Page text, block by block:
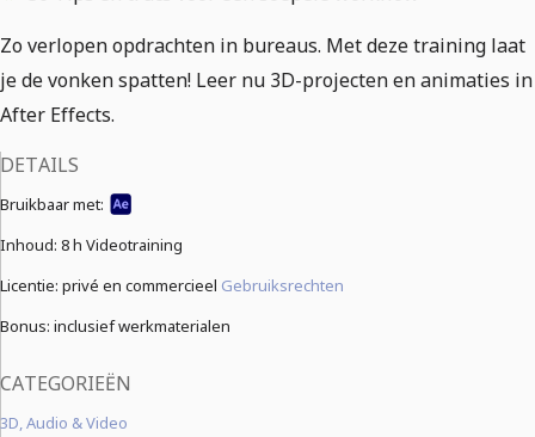
Zo verlopen opdrachten in bureaus. Met deze training laat
je de vonken spatten! Leer nu 3D-projecten en animaties in
After Effects.
DETAILS
Bruikbaar met:
Inhoud: 8 h Videotraining
Licentie: privé en commercieel Gebruiksrechten
Bonus: inclusief werkmaterialen
CATEGORIEËN
3D, Audio & Video